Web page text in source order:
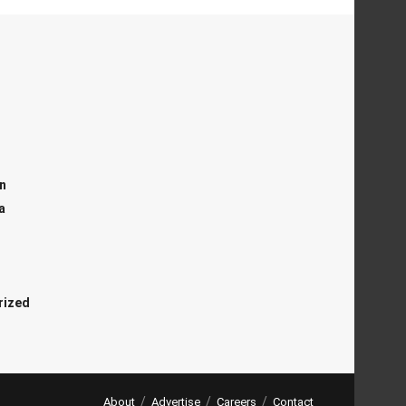
About Advertise Careers Contact